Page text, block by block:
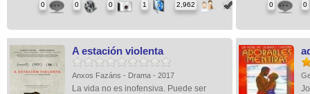
0 0 0 1 2,962 0 0
A estación violenta
Anxos Fazáns - Drama - 2017
La vida no es inofensiva. Puede ser